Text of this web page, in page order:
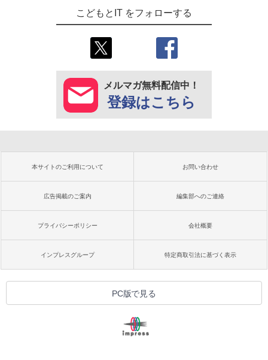
こどもとIT をフォローする
メルマガ無料配信中！
登録はこちら
本サイトのご利用について お問い合わせ
広告掲載のご案内 編集部へのご連絡
プライバシーポリシー 会社概要
インプレスグループ 特定商取引法に基づく表示
PC版で見る